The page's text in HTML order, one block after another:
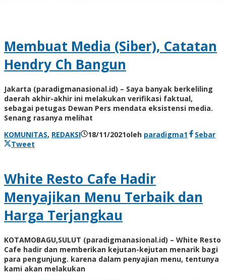
Membuat Media (Siber), Catatan
Hendry Ch Bangun
Jakarta (paradigmanasional.id) – Saya banyak berkeliling
daerah akhir-akhir ini melakukan verifikasi faktual,
sebagai petugas Dewan Pers mendata eksistensi media.
Senang rasanya melihat
KOMUNITAS, REDAKSI 18/11/2021oleh paradigma1
Sebar
Tweet
White Resto Cafe Hadir
Menyajikan Menu Terbaik dan
Harga Terjangkau
KOTAMOBAGU,SULUT (paradigmanasional.id) – White Resto
Cafe hadir dan memberikan kejutan-kejutan menarik bagi
para pengunjung. karena dalam penyajian menu, tentunya
kami akan melakukan